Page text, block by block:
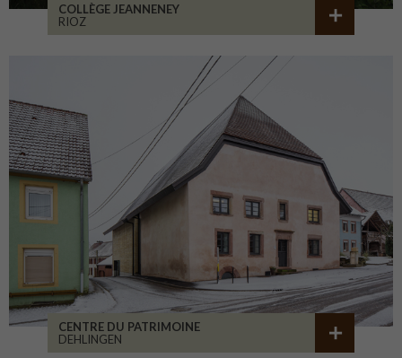
COLLÈGE JEANNENEY
RIOZ
CENTRE DU PATRIMOINE
DEHLINGEN